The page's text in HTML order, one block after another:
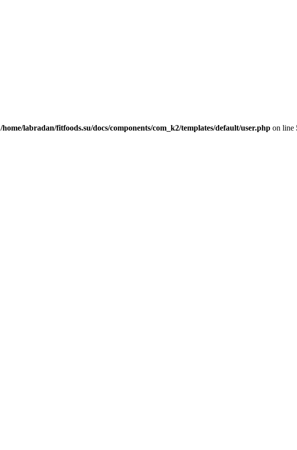
/home/labradan/fitfoods.su/docs/components/com_k2/templates/default/user.php on line